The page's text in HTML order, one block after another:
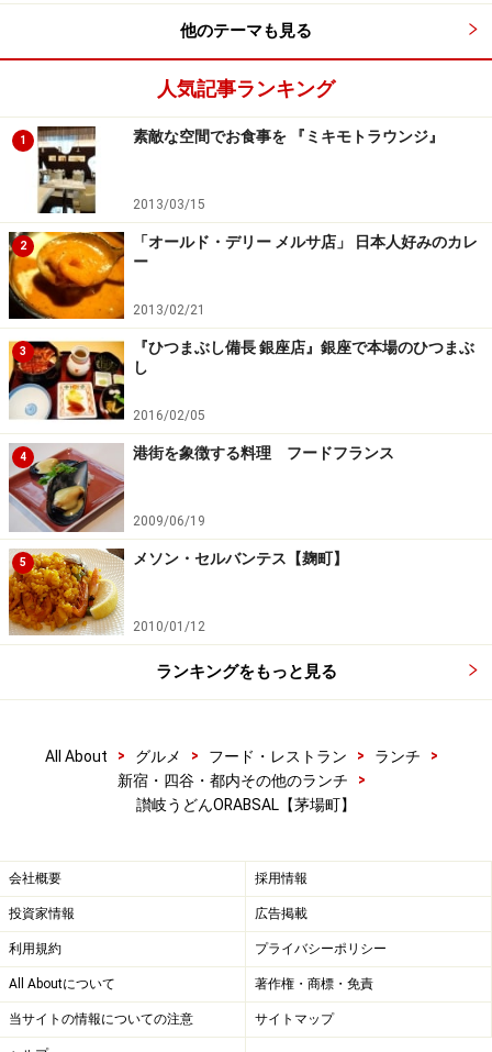
他のテーマも見る
人気記事ランキング
1 素敵な空間でお食事を 『ミキモトラウンジ』
2013/03/15
2
「オールド・デリー メルサ店」 日本人好みのカレ
ー
2013/02/21
3
『ひつまぶし備長 銀座店』銀座で本場のひつまぶ
し
2016/02/05
4 港街を象徴する料理 フードフランス
2009/06/19
5 メソン・セルバンテス【麹町】
2010/01/12
ランキングをもっと見る
All About > グルメ > フード・レストラン > ランチ
>
新宿・四谷・都内その他のランチ
>
讃岐うどんORABSAL【茅場町】
会社概要 採用情報
投資家情報 広告掲載
利用規約 プライバシーポリシー
All Aboutについて 著作権・商標・免責
当サイトの情報についての注意 サイトマップ